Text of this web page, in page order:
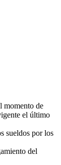
momento de
el último
sueldos por los
del